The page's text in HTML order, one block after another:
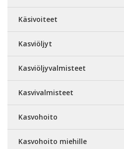
Käsivoiteet
Kasviöljyt
Kasviöljyvalmisteet
Kasvivalmisteet
Kasvohoito
Kasvohoito miehille